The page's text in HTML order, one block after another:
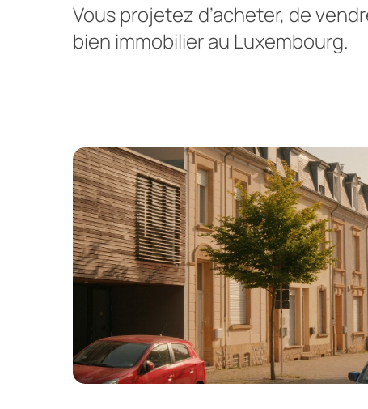
Vousprojetez d’acheter, de
bien immobilierau Luxembourg.